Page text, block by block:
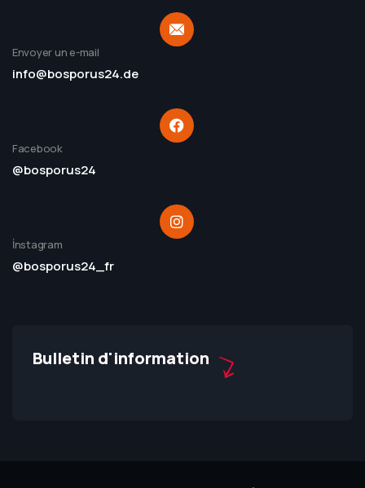
Envoyer un e-mail
info@bosporus24.de
Facebook
@bosporus24
İnstagram
@bosporus24_fr
Bulletin d'information